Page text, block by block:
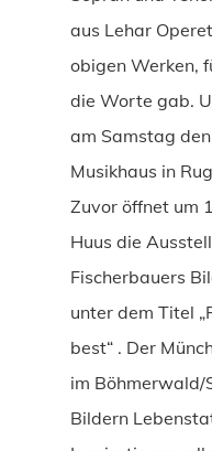
aus Lehar
obigen Werken,
die Worte gab.
am Samstag
Musikhaus in
Zuvor öffnet um
Huus die
Fischerbauers
unter dem Titel
best“ . Der
im Böhmerwald/
Bildern